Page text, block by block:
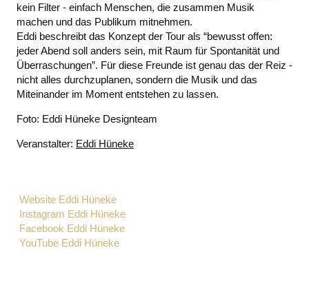
kein Filter - einfach Menschen, die zusammen Musik
machen und das Publikum mitnehmen.
Eddi beschreibt das Konzept der Tour als “bewusst offen:
jeder Abend soll anders sein, mit Raum für Spontanität und
Überraschungen”. Für diese Freunde ist genau das der Reiz -
nicht alles durchzuplanen, sondern die Musik und das
Miteinander im Moment entstehen zu lassen.
Foto: Eddi Hüneke Designteam
Veranstalter: Eddi Hüneke
Website Eddi Hüneke
Instagram Eddi Hüneke
Facebook Eddi Hüneke
YouTube Eddi Hüneke